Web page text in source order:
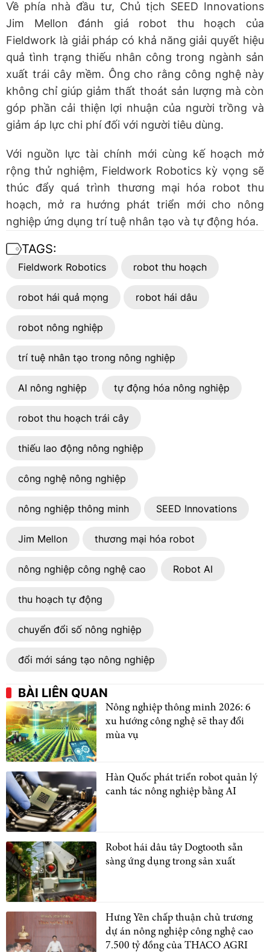
Về phía nhà đầu tư, Chủ tịch SEED Innovations
Jim Mellon đánh giá robot thu hoạch của
Fieldwork là giải pháp có khả năng giải quyết hiệu
quả tình trạng thiếu nhân công trong ngành sản
xuất trái cây mềm. Ông cho rằng công nghệ này
không chỉ giúp giảm thất thoát sản lượng mà còn
góp phần cải thiện lợi nhuận của người trồng và
giảm áp lực chi phí đối với người tiêu dùng.
Với nguồn lực tài chính mới cùng kế hoạch mở
rộng thử nghiệm, Fieldwork Robotics kỳ vọng sẽ
thúc đẩy quá trình thương mại hóa robot thu
hoạch, mở ra hướng phát triển mới cho nông
nghiệp ứng dụng trí tuệ nhân tạo và tự động hóa.
TAGS:
Fieldwork Robotics robot thu hoạch
robot hái quả mọng robot hái dâu
robot nông nghiệp
trí tuệ nhân tạo trong nông nghiệp
AI nông nghiệp tự động hóa nông nghiệp
robot thu hoạch trái cây
thiếu lao động nông nghiệp
công nghệ nông nghiệp
nông nghiệp thông minh SEED Innovations
Jim Mellon thương mại hóa robot
nông nghiệp công nghệ cao Robot AI
thu hoạch tự động
chuyển đổi số nông nghiệp
đổi mới sáng tạo nông nghiệp
BÀI LIÊN QUAN
Nông nghiệp thông minh 2026: 6
xu hướng công nghệ sẽ thay đổi
mùa vụ
Hàn Quốc phát triển robot quản lý
canh tác nông nghiệp bằng AI
Robot hái dâu tây Dogtooth sẵn
sàng ứng dụng trong sản xuất
Hưng Yên chấp thuận chủ trương
dự án nông nghiệp công nghệ cao
7.500 tỷ đồng của THACO AGRI